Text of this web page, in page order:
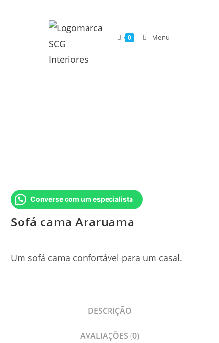
0 Menu
Converse com um especialista
Sofá cama Araruama
Um sofá cama confortável para um casal.
DESCRIÇÃO
AVALIAÇÕES (0)